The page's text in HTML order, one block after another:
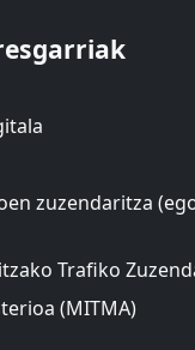
ERKIDEGOKO
zuzendaritza
Trafiko
(MITMA)